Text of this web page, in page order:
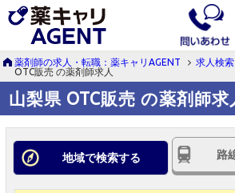
薬剤師の求人・転職：薬キャリAGENT 求人検索
OTC販売 の薬剤師求人
山梨県 OTC販売 の薬剤師求
地域で検索する 路